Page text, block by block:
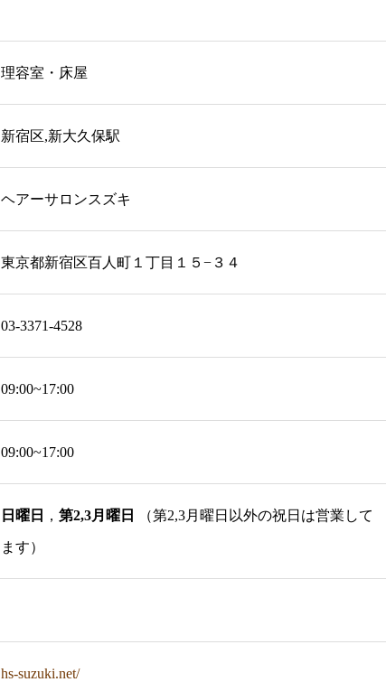
理容室・床屋
新宿区,新大久保駅
ヘアーサロンスズキ
東京都新宿区百人町１丁目１５−３４
03-3371-4528
09:00~17:00
09:00~17:00
日曜日 ， 第2,3月曜日 （第2,3月曜日以外の祝日は営業して
ます）
hs-suzuki.net/